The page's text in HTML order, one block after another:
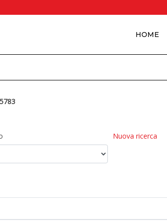
HOME
Nuova ricerca